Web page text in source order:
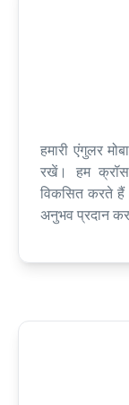
हमारी एंगुलर
रखें। हम क्रॉस-
विकसित करते
अनुभव प्रदान